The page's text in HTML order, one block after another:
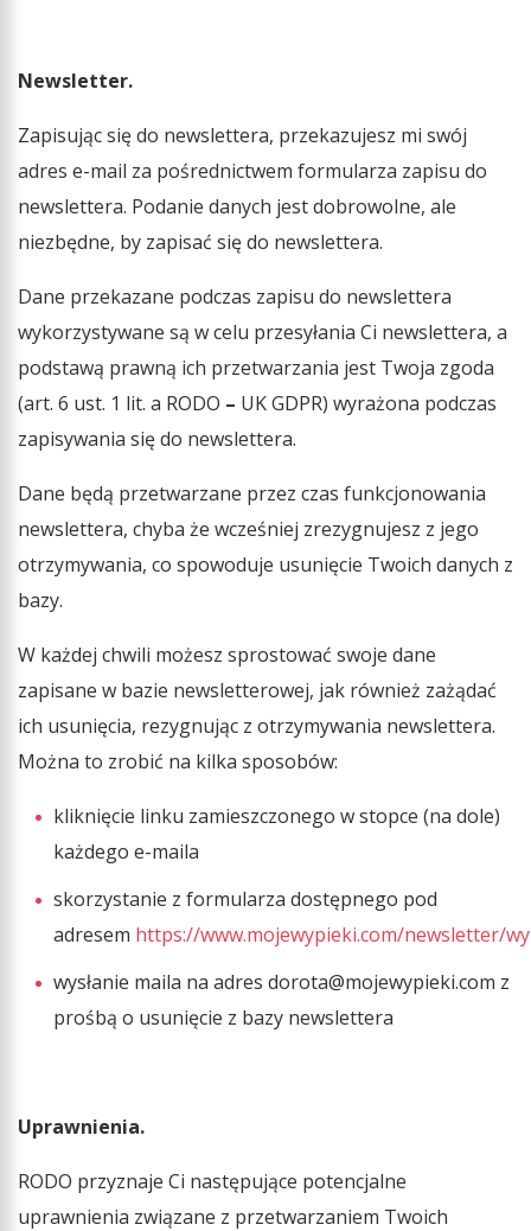
Newsletter.
Zapisując się do newslettera, przekazujesz mi swój
adres e-mail za pośrednictwem formularza zapisu do
newslettera. Podanie danych jest dobrowolne, ale
niezbędne, by zapisać się do newslettera.
Dane przekazane podczas zapisu do newslettera
wykorzystywane są w celu przesyłania Ci newslettera, a
podstawą prawną ich przetwarzania jest Twoja zgoda
(art. 6 ust. 1 lit. a RODO – UK GDPR) wyrażona podczas
zapisywania się do newslettera.
Dane będą przetwarzane przez czas funkcjonowania
newslettera, chyba że wcześniej zrezygnujesz z jego
otrzymywania, co spowoduje usunięcie Twoich danych z
bazy.
W każdej chwili możesz sprostować swoje dane
zapisane w bazie newsletterowej, jak również zażądać
ich usunięcia, rezygnując z otrzymywania newslettera.
Można to zrobić na kilka sposobów:
kliknięcie linku zamieszczonego w stopce (na dole)
każdego e-maila
skorzystanie z formularza dostępnego pod
adresem https://www.mojewypieki.com/newsletter/
wysłanie maila na adres dorota@mojewypieki.com z
prośbą o usunięcie z bazy newslettera
Uprawnienia.
RODO przyznaje Ci następujące potencjalne
uprawnienia związane z przetwarzaniem Twoich